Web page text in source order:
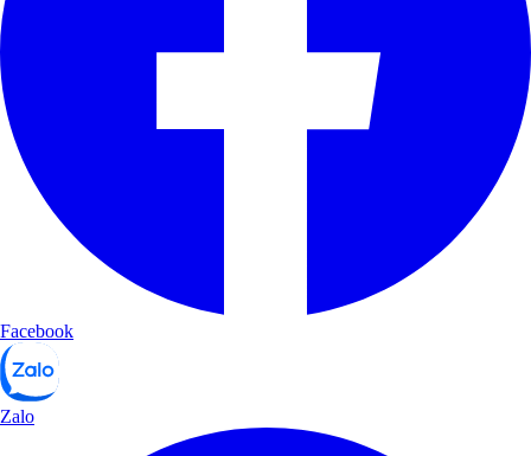
Facebook
Zalo